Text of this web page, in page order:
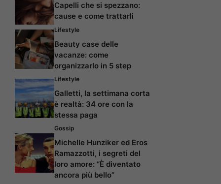
Capelli che si spezzano:
cause e come trattarli
Lifestyle
Beauty case delle
vacanze: come
organizzarlo in 5 step
Lifestyle
Galletti, la settimana corta
è realtà: 34 ore con la
stessa paga
Gossip
Michelle Hunziker ed Eros
Ramazzotti, i segreti del
loro amore: “È diventato
ancora più bello”